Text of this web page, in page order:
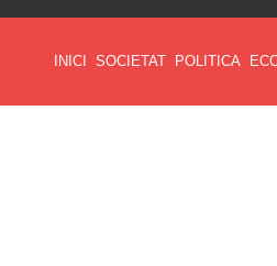
INICI SOCIETAT POLITICA